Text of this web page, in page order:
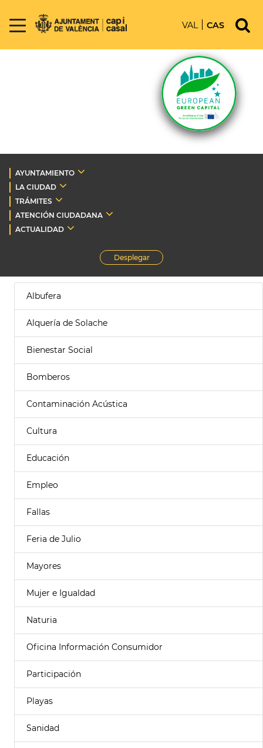
VAL CAS
AYUNTAMIENTO
LA CIUDAD
TRÁMITES
ATENCIÓN CIUDADANA
ACTUALIDAD
Desplegar
Albufera
Alquería de Solache
Bienestar Social
Bomberos
Contaminación Acústica
Cultura
Educación
Empleo
Fallas
Feria de Julio
Mayores
Mujer e Igualdad
Naturia
Oficina Información Consumidor
Participación
Playas
Sanidad